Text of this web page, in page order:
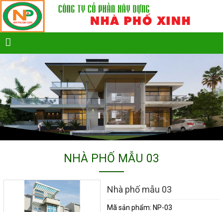
NHÀ PHỐ MẪU 03
Nhà phố mẫu 03
Mã sản phẩm: NP-03